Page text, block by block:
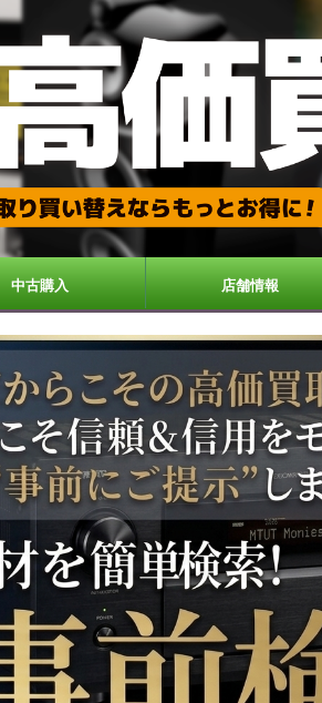
中古購入 店舗情報